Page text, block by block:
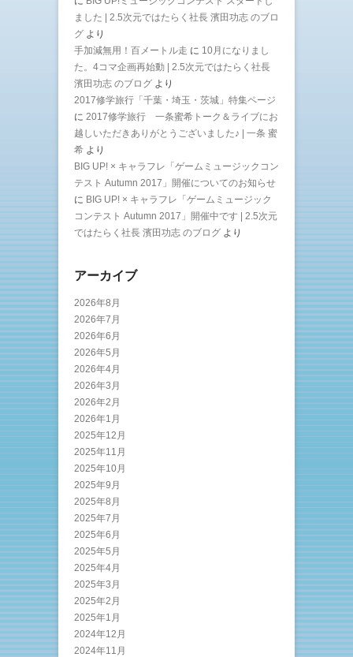
ました | 2.5次元ではたらく社長 濱田功志 のブロ
グ より
手加減無用！百メートル走 に 10月になりまし
た。4コマ企画再始動 | 2.5次元ではたらく社長
濱田功志 のブログ より
2017修学旅行「千葉・埼玉・茨城」特集ページ
に 2017修学旅行 一条蜜希トーク＆ライブにお
越しいただきありがとうございました♪ | 一条 蜜
希 より
BIG UP! × キャラフレ「ゲームミュージックコン
テスト Autumn 2017」開催についてのお知らせ
に BIG UP! × キャラフレ「ゲームミュージック
コンテスト Autumn 2017」開催中です | 2.5次元
ではたらく社長 濱田功志 のブログ より
アーカイブ
2026年8月
2026年7月
2026年6月
2026年5月
2026年4月
2026年3月
2026年2月
2026年1月
2025年12月
2025年11月
2025年10月
2025年9月
2025年8月
2025年7月
2025年6月
2025年5月
2025年4月
2025年3月
2025年2月
2025年1月
2024年12月
2024年11月